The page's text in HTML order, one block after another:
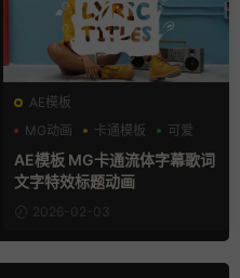
AE模板
MG动画
卡通模板 可爱
AE模板 MG卡通流体字幕歌词
文字特效标题动画
2026-02-03